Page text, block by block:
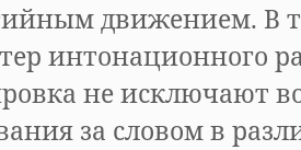
движением. В
интонационного
не исключают
за словом в